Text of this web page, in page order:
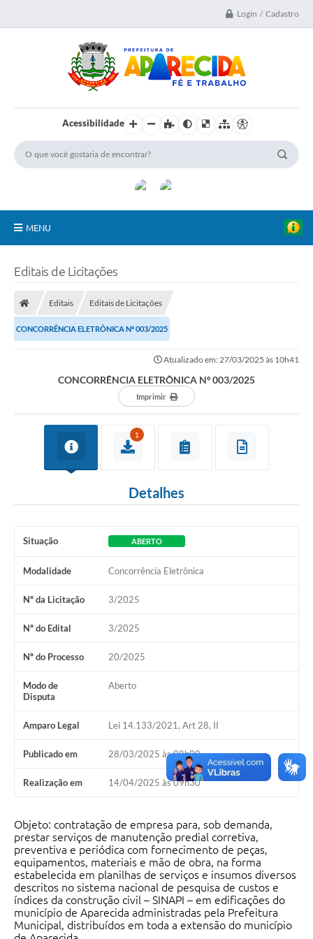
Login / Cadastro
Acessibilidade
MENU
Transparência
Turismo
Coronavírus
Serviços Online
A Prefeitura
Secretaria de Saúde (Relações ESF)
ISS Online (Gerar Senha de Acesso / Acesso ao Sistema)
Galeria de Fotos
Audiências Públicas
Cemitérios
Carta de Serviços
Arquivos para Download
Galeria de Vídeos
Projetos
Contas Públicas
Editais
Telefones Úteis
Jornal
Editais de Licitações
Editais Editais de Licitações
CONCORRÊNCIA ELETRÔNICA Nº 003/2025
Atualizado em: 27/03/2025 às 10h41
CONCORRÊNCIA ELETRÔNICA Nº 003/2025
Imprimir
1
Detalhes
Situação ABERTO
Modalidade Concorrência Eletrônica
Nº da Licitação 3/2025
Nº do Edital 3/2025
Nº do Processo 20/2025
Modo de
Disputa
Aberto
Amparo Legal Lei 14.133/2021, Art 28, II
Publicado em 28/03/2025 às 08h00
Realização em 14/04/2025 às 09h30
Objeto: contratação de empresa para, sob demanda,
prestar serviços de manutenção predial corretiva,
preventiva e periódica com fornecimento de peças,
equipamentos, materiais e mão de obra, na forma
estabelecida em planilhas de serviços e insumos diversos
descritos no sistema nacional de pesquisa de custos e
índices da construção civil – SINAPI – em edificações do
município de Aparecida administradas pela Prefeitura
Municipal, distribuídos em toda a extensão do município